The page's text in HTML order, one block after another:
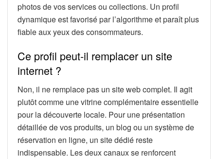
photos de vos services ou collections. Un profil
dynamique est favorisé par l’algorithme et paraît plus
fiable aux yeux des consommateurs.
Ce profil peut-il remplacer un site
internet ?
Non, il ne remplace pas un site web complet. Il agit
plutôt comme une vitrine complémentaire essentielle
pour la découverte locale. Pour une présentation
détaillée de vos produits, un blog ou un système de
réservation en ligne, un site dédié reste
indispensable. Les deux canaux se renforcent